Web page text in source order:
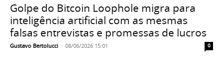
Golpe do Bitcoin Loophole migra para
inteligência artificial com as mesmas
falsas entrevistas e promessas de lucros
Gustavo Bertolucci - 08/06/2026 15:01 0